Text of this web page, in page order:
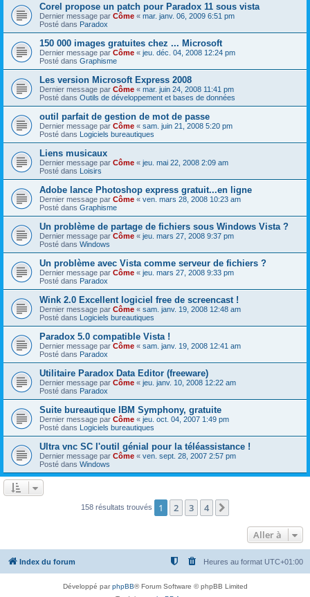
Corel propose un patch pour Paradox 11 sous vista
Dernier message par Côme « mar. janv. 06, 2009 6:51 pm
Posté dans Paradox
150 000 images gratuites chez ... Microsoft
Dernier message par Côme « jeu. déc. 04, 2008 12:24 pm
Posté dans Graphisme
Les version Microsoft Express 2008
Dernier message par Côme « mar. juin 24, 2008 11:41 pm
Posté dans Outils de développement et bases de données
outil parfait de gestion de mot de passe
Dernier message par Côme « sam. juin 21, 2008 5:20 pm
Posté dans Logiciels bureautiques
Liens musicaux
Dernier message par Côme « jeu. mai 22, 2008 2:09 am
Posté dans Loisirs
Adobe lance Photoshop express gratuit...en ligne
Dernier message par Côme « ven. mars 28, 2008 10:23 am
Posté dans Graphisme
Un problème de partage de fichiers sous Windows Vista ?
Dernier message par Côme « jeu. mars 27, 2008 9:37 pm
Posté dans Windows
Un problème avec Vista comme serveur de fichiers ?
Dernier message par Côme « jeu. mars 27, 2008 9:33 pm
Posté dans Paradox
Wink 2.0 Excellent logiciel free de screencast !
Dernier message par Côme « sam. janv. 19, 2008 12:48 am
Posté dans Logiciels bureautiques
Paradox 5.0 compatible Vista !
Dernier message par Côme « sam. janv. 19, 2008 12:41 am
Posté dans Paradox
Utilitaire Paradox Data Editor (freeware)
Dernier message par Côme « jeu. janv. 10, 2008 12:22 am
Posté dans Paradox
Suite bureautique IBM Symphony, gratuite
Dernier message par Côme « jeu. oct. 04, 2007 1:49 pm
Posté dans Logiciels bureautiques
Ultra vnc SC l'outil génial pour la téléassistance !
Dernier message par Côme « ven. sept. 28, 2007 2:57 pm
Posté dans Windows
158 résultats trouvés 1 2 3 4
Aller à
Index du forum Heures au format UTC+01:00
Développé parphpBB® Forum Software © phpBB Limited